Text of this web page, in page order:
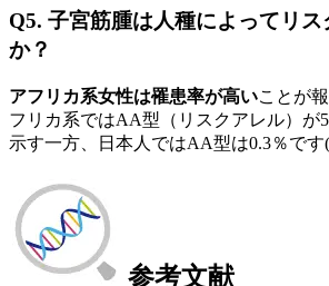
Q5. 子宮筋腫は人種によってリ
か？
アフリカ系女性は罹患率が高いことが
フリカ系ではAA型（リスクアレル）が
示す一方、日本人ではAA型は0.3％です(
参考文献